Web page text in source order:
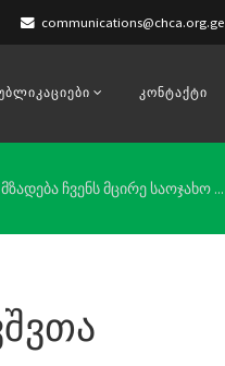
communications@chca.org.ge
ᲙᲝᲜᲢᲐᲥᲢᲘ
ჩვენს მცირე საოჯახო ...